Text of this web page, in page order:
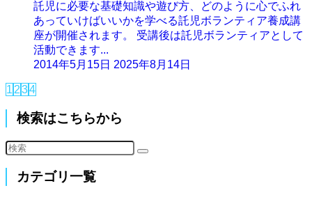
託児に必要な基礎知識や遊び方、どのように心でふれ
あっていけばいいかを学べる託児ボランティア養成講
座が開催されます。 受講後は託児ボランティアとして
活動できます...
2014年5月15日 2025年8月14日
1 234
検索はこちらから
カテゴリ一覧